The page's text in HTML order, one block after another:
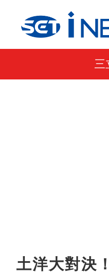
三
土洋大對決